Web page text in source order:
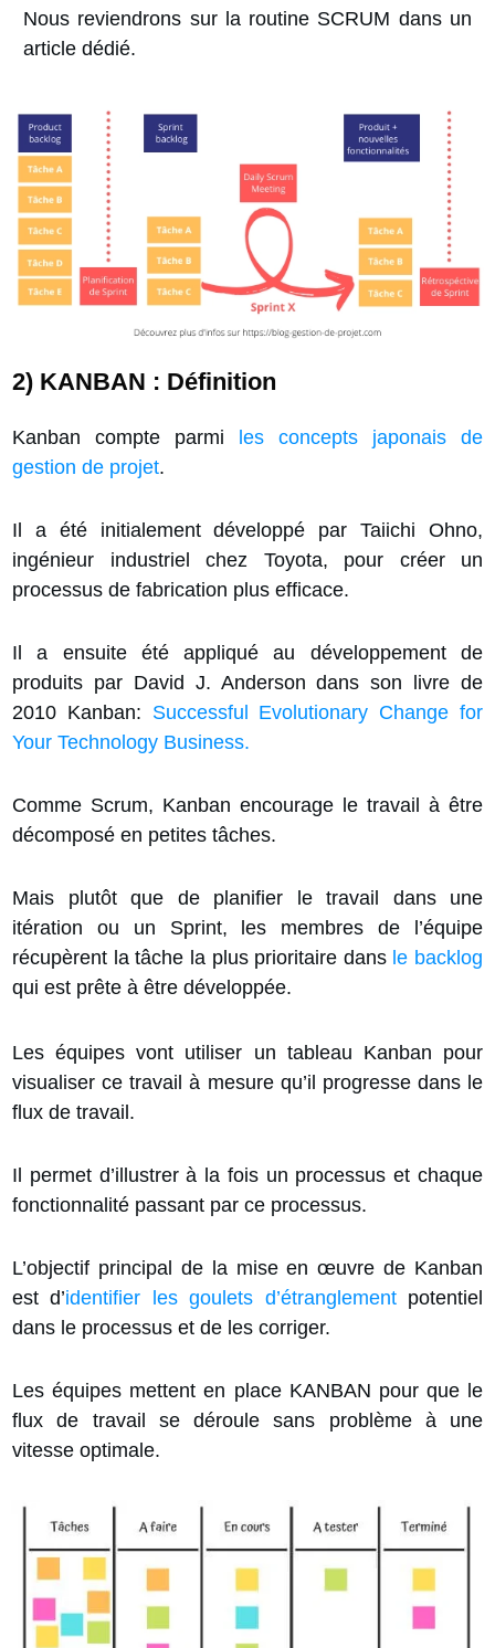
Nous reviendrons sur la routine SCRUM dans un
article dédié.
2) KANBAN : Définition
Kanban compte parmi les concepts japonais de
gestion de projet.
Il a été initialement développé par Taiichi Ohno,
ingénieur industriel chez Toyota, pour créer un
processus de fabrication plus efficace.
Il a ensuite été appliqué au développement de
produits par David J. Anderson dans son livre de
2010 Kanban: Successful Evolutionary Change for
Your Technology Business.
Comme Scrum, Kanban encourage le travail à être
décomposé en petites tâches.
Mais plutôt que de planifier le travail dans une
itération ou un Sprint, les membres de l’équipe
récupèrent la tâche la plus prioritaire dans le backlog
qui est prête à être développée.
Les équipes vont utiliser un tableau Kanban pour
visualiser ce travail à mesure qu’il progresse dans le
flux de travail.
Il permet d’illustrer à la fois un processus et chaque
fonctionnalité passant par ce processus.
L’objectif principal de la mise en œuvre de Kanban
est d’identifier les goulets d’étranglementpotentiel
dans le processus et de les corriger.
Les équipes mettent en place KANBAN pour que le
flux de travail se déroule sans problème à une
vitesse optimale.